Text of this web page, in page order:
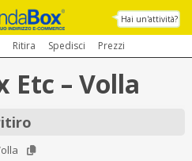
Hai un'attività?
Ritira Spedisci Prezzi
– Volla